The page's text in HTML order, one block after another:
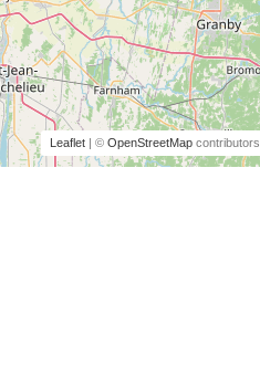
Leaflet| © OpenStreetMapcontributors